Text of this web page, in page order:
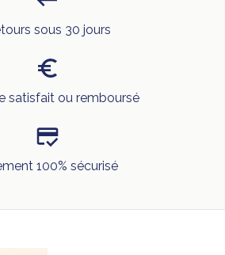
sous 30 jours
satisfait ou remboursé
100% sécurisé